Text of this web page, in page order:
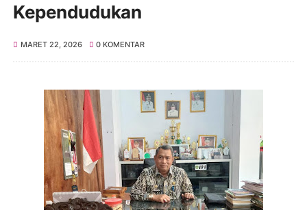
Kependudukan
MARET 22, 2026 0 KOMENTAR